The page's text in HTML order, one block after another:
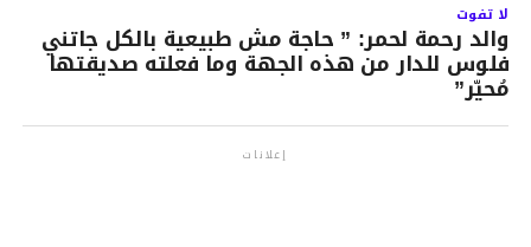
لا تفوت
والد رحمة لحمر: ” حاجة مش طبيعية بالكل جاتني
فلوس للدار من هذه الجهة وما فعلته صديقتها
مُحيّر”
إعلانات